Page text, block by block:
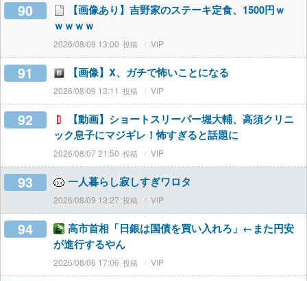
90
【画像あり】吉野家のステーキ定食、1500円ｗ
ｗｗｗｗ
2026/08/09 13:00 VIP
91 【画像】X、ガチで怖いことになる
2026/08/09 13:11 VIP
92
【動画】ショートスリーパー堀大輔、高須クリニ
ック息子にマジギレ！怖すぎると話題に
2026/08/07 21:50 VIP
93 一人暮らし寂しすぎワロタ
2026/08/09 13:27 VIP
94
高市首相「日銀は国債を買い入れろ」←また円安
が進行するやん
2026/08/06 17:06 VIP